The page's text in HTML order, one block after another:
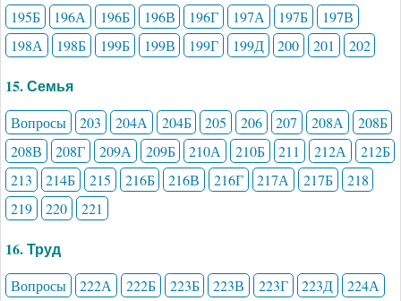
195Б
196А 196Б 196В 196Г 197А 197Б
197В
198А
198Б 199Б 199В 199Г 199Д 200 201 202
15. Семья
Вопросы 203 204А 204Б 205 206 207 208А
208Б
208В
208Г 209А 209Б 210А 210Б 211 212А
212Б
213
214Б 215 216Б 216В 216Г 217А 217Б
218
219
220 221
16. Труд
Вопросы 222А 222Б 223Б 223В 223Г 223Д
224А